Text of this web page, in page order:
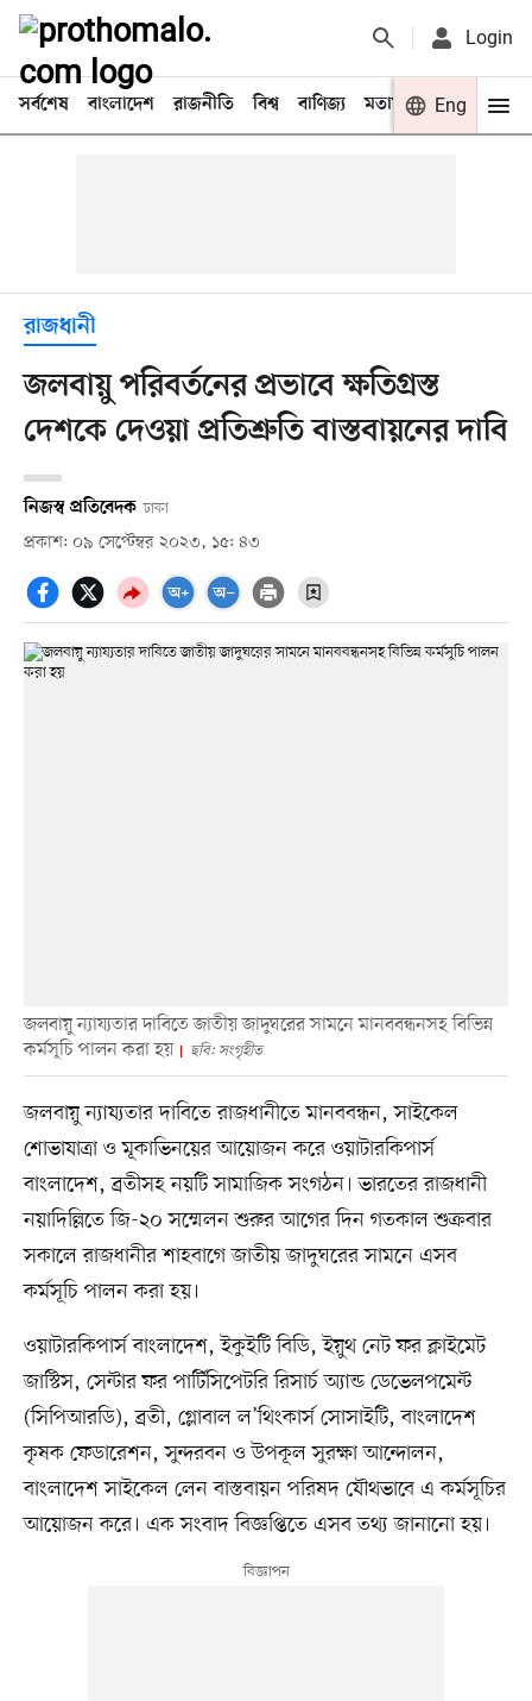
Login
সর্বশেষ বাংলাদেশ রাজনীতি বিশ্ব বাণিজ্য মতামত খেলা
Eng
রাজধানী
জলবায়ু পরিবর্তনের প্রভাবে ক্ষতিগ্রস্ত
দেশকে দেওয়া প্রতিশ্রুতি বাস্তবায়নের দাবি
নিজস্ব প্রতিবেদক ঢাকা
প্রকাশ: ০৯ সেপ্টেম্বর ২০২৩, ১৫: ৪৩
জলবায়ু ন্যায্যতার দাবিতে জাতীয় জাদুঘরের সামনে মানববন্ধনসহ বিভিন্ন
কর্মসূচি পালন করা হয়
ছবি: সংগৃহীত
জলবায়ু ন্যায্যতার দাবিতে রাজধানীতে মানববন্ধন, সাইকেল
শোভাযাত্রা ও মূকাভিনয়ের আয়োজন করে ওয়াটারকিপার্স
বাংলাদেশ, ব্রতীসহ নয়টি সামাজিক সংগঠন। ভারতের রাজধানী
নয়াদিল্লিতে জি-২০ সম্মেলন শুরুর আগের দিন গতকাল শুক্রবার
সকালে রাজধানীর শাহবাগে জাতীয় জাদুঘরের সামনে এসব
কর্মসূচি পালন করা হয়।
ওয়াটারকিপার্স বাংলাদেশ, ইকুইটি বিডি, ইয়ুথ নেট ফর ক্লাইমেট
জাস্টিস, সেন্টার ফর পার্টিসিপেটরি রিসার্চ অ্যান্ড ডেভেলপমেন্ট
(সিপিআরডি), ব্রতী, গ্লোবাল ল’থিংকার্স সোসাইটি, বাংলাদেশ
কৃষক ফেডারেশন, সুন্দরবন ও উপকূল সুরক্ষা আন্দোলন,
বাংলাদেশ সাইকেল লেন বাস্তবায়ন পরিষদ যৌথভাবে এ কর্মসূচির
আয়োজন করে। এক সংবাদ বিজ্ঞপ্তিতে এসব তথ্য জানানো হয়।